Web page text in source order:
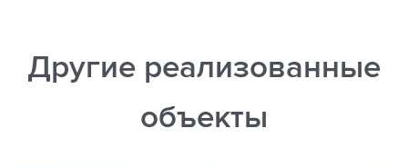
Другие реализованные
объекты